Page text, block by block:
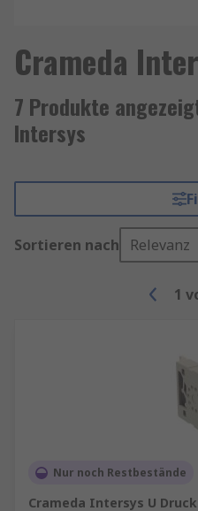
Crameda
7 Produkte
Intersys
Sortieren nach Relevanz
1
Nur noch Restbestände
Crameda Intersys U